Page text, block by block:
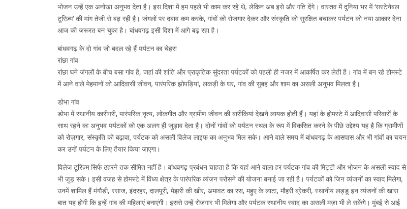
भोजन उन्हें एक अनोखा अनुभव देता है। इस दिशा में हम पहले भी काम कर रहे थे, लेकिन अब इसे और गति देंगे। वास्तव में दुनिया भर में ‘सस्टेनेबल
टूरिज़्म’ की मांग तेजी से बढ़ रही है। जंगलों पर दबाव कम करके, गांवों को रोजगार देकर और संस्कृति को सुरक्षित बचाकर पर्यटन को नया आकार देना
आज की जरूरत बन चुका है। बांधवगढ़ इसी दिशा में आगे बढ़ रहा है।
बांधवगढ़ के दो गांव जो बदल रहे हैं पर्यटन का चेहरा
रांछा गांव
रांछा घने जंगलों के बीच बसा गांव है, जहां की शांति और प्राकृतिक सुंदरता पर्यटकों को पहली ही नजर में आकर्षित कर लेती है। गांव में बन रहे होमस्टे
में आने वाले मेहमानों को आदिवासी जीवन, पारंपरिक झोपड़ियां, लकड़ी के घर, गांव की सुबह और शाम का असली अनुभव मिलता है।
डोभा गांव
डोभा में स्थानीय कारीगरी, पारंपरिक नृत्य, लोकगीत और ग्रामीण जीवन की बारीकियां देखने लायक होती हैं। यहां के होमस्टे में आदिवासी परिवारों के
साथ रहने का अनुभव पर्यटकों को एक अलग ही जुड़ाव देता है। दोनों गांवों को पर्यटन स्थल के रूप में विकसित करने के पीछे उद्देश्य यह है कि ग्रामीणों
को रोज़गार, संस्कृति को बढ़ावा, पर्यटक को असली विलेज लाइफ का अनुभव मिल सके। आने वाले समय में बांधवगढ़ के आसपास और भी गांवों का चयन
कर उन्हें पर्यटन के लिए तैयार किया जाएगा।
विलेज टूरिज़्म सिर्फ ठहरने तक सीमित नहीं है। बांधवगढ़ प्रबंधन चाहता है कि यहां आने वाला हर पर्यटक गांव की मिट्टी और भोजन के असली स्वाद से
भी जुड़ सके। इसी वजह से होमस्टे में विंध्य क्षेत्र के पारंपरिक व्यंजन परोसने की योजना बनाई जा रही है। पर्यटकों को जिन व्यंजनों का स्वाद मिलेगा,
उनमें शामिल हैं मंगौड़ी, रसाज, इंदरहर, दालपूरी, मेझरी की खीर, अमावट का रस, महुए के लाटा, मौहरी ब्रेकरी, स्थानीय लड्डू इन व्यंजनों की खास
बात यह होगी कि इन्हें गांव की महिलाएं बनाएंगी। इससे उन्हें रोजगार भी मिलेगा और पर्यटक स्थानीय स्वाद का असली मज़ा भी ले सकेंगे। मुंबई से आई